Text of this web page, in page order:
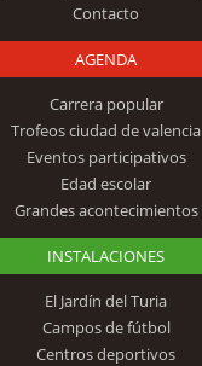
Contacto
AGENDA
Carrera popular
Trofeos ciudad de valencia
Eventos participativos
Edad escolar
Grandes acontecimientos
INSTALACIONES
El Jardín del Turia
Campos de fútbol
Centros deportivos